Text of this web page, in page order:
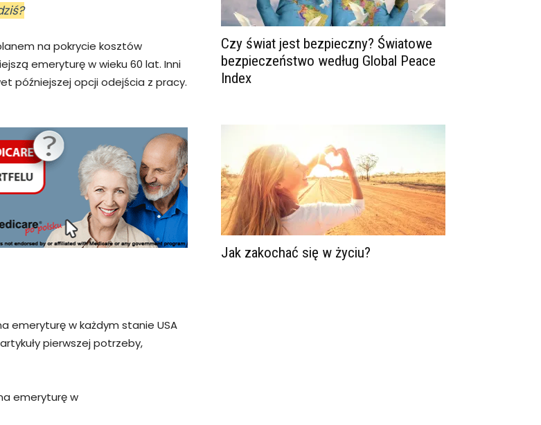
na pokrycie kosztów
emeryturę w wieku 60 lat. Inni
późniejszej opcji odejścia z pracy.
emeryturę w każdym stanie USA
pierwszej potrzeby,
emeryturę w
Czy świat jest bezpieczny? Światowe
bezpieczeństwo według Global Peace
Index
Jak zakochać się w życiu?